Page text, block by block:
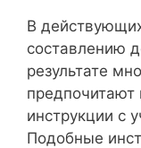
В
составлению
результате
предпочитают
инструкции с
Подобные